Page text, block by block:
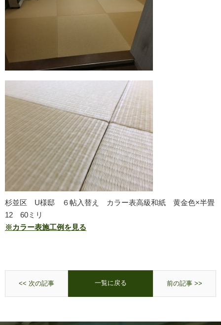
杉並区 U様邸 ６帖入替え カラー表高級和紙 黄金色×半畳
12 60ミリ
※カラー表施工例を見る
<< 次の記事 一覧に戻る 前の記事 >>